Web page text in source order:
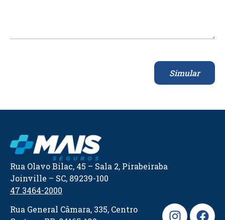
Simular
Rua Olavo Bilac, 45 – Sala 2, Pirabeiraba
Joinville – SC, 89239-100
47 3464-2000
Rua General Câmara, 335, Centro